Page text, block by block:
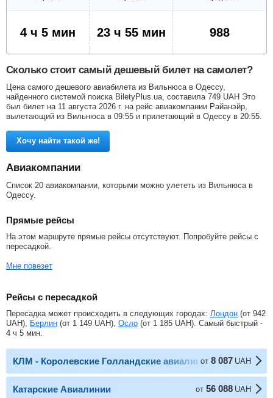
4 ч 5 мин 23 ч 55 мин 988
Сколько стоит самый дешевый билет на самолет?
Цена самого дешевого авиабилета из Вильнюса в Одессу,
найденного системой поиска BiletyPlus.ua, составила 749 UAH Это
был билет на 11 августа 2026 г. на рейс авиакомпании Райанэйр,
вылетающий из Вильнюса в 09:55 и прилетающий в Одессу в 20:55.
Хочу найти такой же!
Авиакомпании
Список 20 авиакомпании, которыми можно улететь из Вильнюса в
Одессу.
Прямые рейсы
На этом маршруте прямые рейсы отсутствуют. Попробуйте рейсы с
пересадкой.
Мне повезет
Рейсы с пересадкой
Пересадка может происходить в следующих городах: Лондон (от 942
UAH), Берлин (от 1 149 UAH), Осло (от 1 185 UAH). Самый быстрый -
4 ч 5 мин.
КЛМ - Королевские Голландские авиалинии
от 8 087 UAH
Катарские Авиалинии от 56 088 UAH